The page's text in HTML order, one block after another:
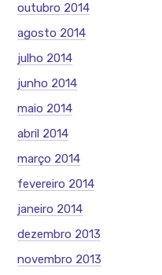
outubro 2014
agosto 2014
julho 2014
junho 2014
maio 2014
abril 2014
março 2014
fevereiro 2014
janeiro 2014
dezembro 2013
novembro 2013